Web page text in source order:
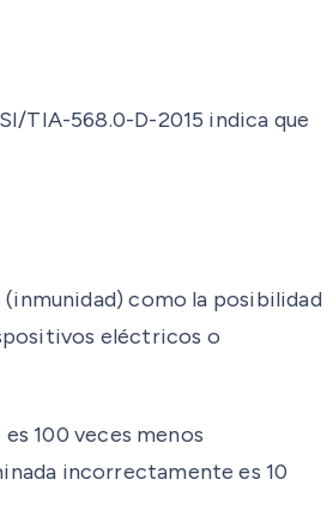
TIA-568.0-D-2015 indica que
como la posibilidad
eléctricos o
100 veces menos
incorrectamente es 10